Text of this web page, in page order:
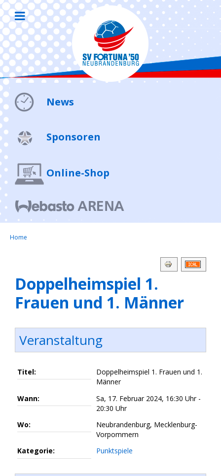
News
Sponsoren
Online-Shop
Home
Doppelheimspiel 1.
Frauen und 1. Männer
Veranstaltung
Titel:
Doppelheimspiel 1. Frauen und 1.
Männer
Wann:
Sa, 17. Februar 2024, 16:30 Uhr-
20:30 Uhr
Wo:
Neubrandenburg, Mecklenburg-
Vorpommern
Kategorie:
Punktspiele